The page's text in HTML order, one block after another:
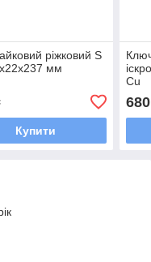
ріжковий S
мм
Купити
Cu
680